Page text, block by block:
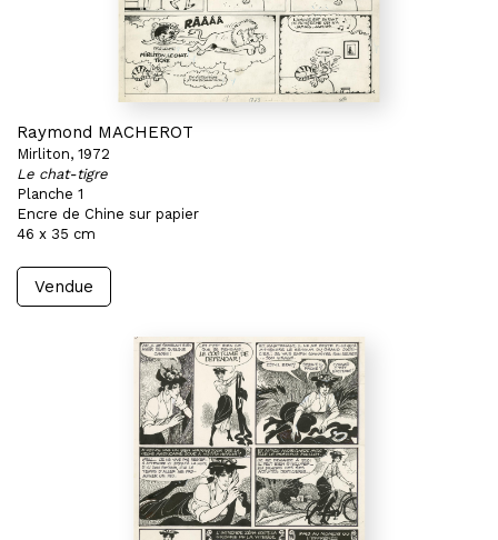
Raymond MACHEROT
Mirliton, 1972
Le chat-tigre
Planche 1
Encre de Chine sur papier
46 x 35 cm
Vendue